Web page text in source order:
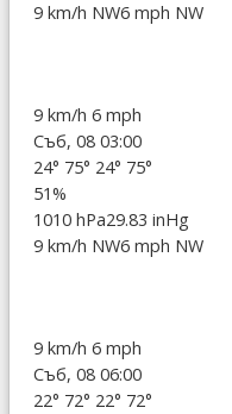
9 km/h NW6 mph NW
9 km/h 6 mph
Съб, 08 03:00
24° 75° 24° 75°
51%
1010 hPa29.83 inHg
9 km/h NW6 mph NW
9 km/h 6 mph
Съб, 08 06:00
22° 72° 22° 72°